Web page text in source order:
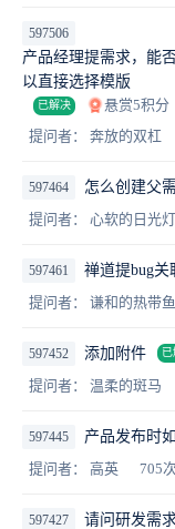
597506
产品经理提需求，能
以直接选择模版
已解决
悬赏5积分
提问者： 奔放的双杠
597464 怎么创建父
提问者： 心软的日光灯
597461 禅道提bug
提问者： 谦和的热带鱼
597452 添加附件
提问者： 温柔的斑马
597445 产品发布时
提问者： 高英
705
597427 请问研发需